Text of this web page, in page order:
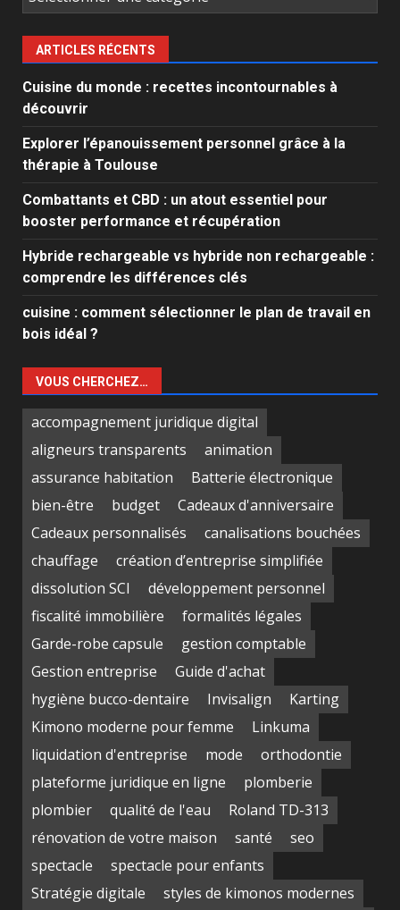
ARTICLES RÉCENTS
Cuisine du monde : recettes incontournables à
découvrir
Explorer l’épanouissement personnel grâce à la
thérapie à Toulouse
Combattants et CBD : un atout essentiel pour
booster performance et récupération
Hybride rechargeable vs hybride non rechargeable :
comprendre les différences clés
cuisine : comment sélectionner le plan de travail en
bois idéal ?
VOUS CHERCHEZ…
accompagnement juridique digital
aligneurs transparents
animation
assurance habitation
Batterie électronique
bien-être
budget
Cadeaux d'anniversaire
Cadeaux personnalisés
canalisations bouchées
chauffage
création d’entreprise simplifiée
dissolution SCI
développement personnel
fiscalité immobilière
formalités légales
Garde-robe capsule
gestion comptable
Gestion entreprise
Guide d'achat
hygiène bucco-dentaire
Invisalign
Karting
Kimono moderne pour femme
Linkuma
liquidation d'entreprise
mode
orthodontie
plateforme juridique en ligne
plomberie
plombier
qualité de l'eau
Roland TD-313
rénovation de votre maison
santé
seo
spectacle
spectacle pour enfants
Stratégie digitale
styles de kimonos modernes